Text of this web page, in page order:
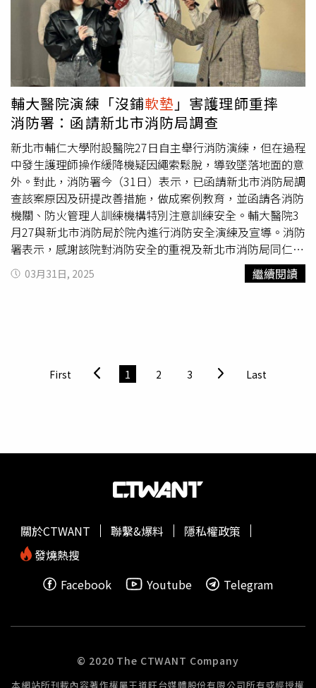
Later 沙發，這款模組化座椅系統的靈感來自 FENDI 羅馬總
部理性主義建築的經典之作：以金屬、皮革或布料製成的剛
硬方形框架圍繞著座椅，將拱門的柔美轉變成歡迎人們坐
下，給予溫馨擁抱的一張椅子。（圖／品牌提供。）由
Stefano Gallizioli 設計的 Twist 木椅是 FENDI Casa 2025 系
列的另一款新作，可以選擇有無扶手、皮革軟墊或皮革與布
料的組合。扶手猶如緞帶蜿蜒起伏，營造出優雅的旋轉效
果。（圖／品牌提供。）由 Peter Mabeo 設計的 Efo 櫥櫃
反映出設計師招牌的獨特風格，以暖色或深色木料打造出原
始、大方、圓潤的造型；FF LOGO 圖案裡的每一個 F 字母
都成為櫃門的把手，關上後，透過開開關關的韻律互動重現
FF LOGO。（圖／品牌提供。）受 FENDI 著名的
Peekaboo 包款啟發設計出經典的 Peekasit（Controvento
Collective）系列座椅系統，並且衍生出 Peekasleep 床
組，這款床可以跟專門為它製作的被子搭配使用。Fun
Fendi（atelier oï）系列的床頭板採用更寬、包覆性更好或
高度更高的設計。
RIMOWA Essential 系列這款假日橙行李箱，價格也是相對
好入門～採用優質聚碳酸酯材質製成，討喜的Papaya 假日
橙精心搭配，從手把、拉鏈，以至徽章和滾輪底托，打造箱
身一致的色彩效果，完美相襯每個細節，以—種明亮而光彩
奪目的假日橙色為主題，彷彿沉浸在海邊的日落之中。
RIMOWA Essential 系列 Trunk Plus Papaya 假日橙行李箱
／48,400元（圖／品牌提供）行李箱推薦：RIMOWA
Original機長箱RIMOWA Original系列就是行李箱的經典，不
但極度堅固，更非常輕巧，超卓工藝和創新技術皆無出其
右，連BLACKPINK ROSÉ都愛用。機長箱專為日常出行或
短途旅行而設，外型經典時尚並採用上掀式設計，內部配有
兩個拉鍊式收納口袋，以及一個可拆卸的拉鍊 軟墊間隔，軟
墊可擺放16吋筆記型電腦或是個人隨身物品。RIMOWA
Original Pilot Black 黑色機長箱／51,700元（圖／
koreadispatch，品牌提供）行李箱推薦：Samsonite New
Streamlite 限量系列Samsonite 推出 115 週年紀念作
「New Streamlite」，致敬了品牌1940 年代舉世聞名
真的要快。（圖／品牌提供） 除了復古時髦外觀，New
Streamlite採用Samsonite專利Aero Trac™ 專利旋流減震滾
上可客製的吊牌，打造獨一無二的尊榮旅行配件。
21,800元，28吋／28,800元（圖／品牌提供） 行李箱推
薦：CROWN粉嫩系BOXYCROW BOXY前開框架拉桿箱不僅
橘、燕麥奶白、粉色等繽紛色彩，既代表著春日的生機與浪
漫，也展現柔美的風格情調，不僅輕鬆融入旅行穿搭，更是
列更具備極高的實用性，大容量與輕便設計的雙重需求，還
SJ.TOBOL 雙排靜音輪，好推好安靜，無論您身處何處，都
能暢型無阻、行動無虞。BOXY前開框架拉桿箱21吋／7,980
輔大醫院演練「沒鋪軟墊 」害護理師重摔
消防署：函請新北市消防局調查
新北市輔仁大學附設醫院27日自主舉行消防演練，但在過程
中發生護理師操作緩降機疑因繩索鬆脫，導致墜落地面的意
外。對此，消防署今（31日）表示，已函請新北市消防局調
查該案原因及研提改善措施，做成案例教育，並函請各消防
機關、防火管理人訓練機構特別注意訓練安全。輔大醫院3
月27與新北市消防局於院內進行消防安全演練及宣導。消防
署表示，感謝該院對消防安全的重視及新北市消防局同仁的
辛勞，惟當天醫護人員在學習使用避難器具過程中，很遺憾
有一位護理師於操作緩降機時不慎墜落受傷，衷心期盼傷者
固、指導人員應確認學員套掛牢靠、姿勢正確才可下降，平
時應做好緩降機本體的維護（如避免日曬雨淋），在確保訓
訓練機構特別注意訓練安全，尤其緩降機的操作訓練，可用
降，取代實際場所操作；若需實際操作，應確定環境妥適及
人員安全方可進行，以避免再發生訓練時學員受傷事故。
03月31日, 2025 繼續閱讀
First 1 2 3 Last
關於CTWANT 聯繫&爆料
隱私權政策
發燒熱搜
Facebook
Youtube Telegram
© 2020 The CTWANT Company
本網站所刊載內容著作權屬王道旺台媒體股份有限公司所有或經授權